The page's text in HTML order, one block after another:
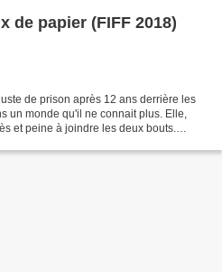
de papier (FIFF 2018)
de prison après 12 ans derrière les
un monde qu'il ne connait plus. Elle,
et peine à joindre les deux bouts.